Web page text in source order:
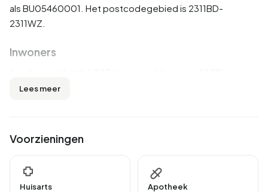
als BU05460001. Het postcodegebied is 2311BD-
2311WZ.
Inwoners
52,3% vrouw. De meeste inwoners zijn 15 tot 25 jaar
ongehuwd, 15,7% is gehuwd, 4,9% is gescheiden en 1,5%
komen uit Europa en 390 komen uit landen buiten Europa.
Lees meer
Voorzieningen
Huisarts
Apotheek